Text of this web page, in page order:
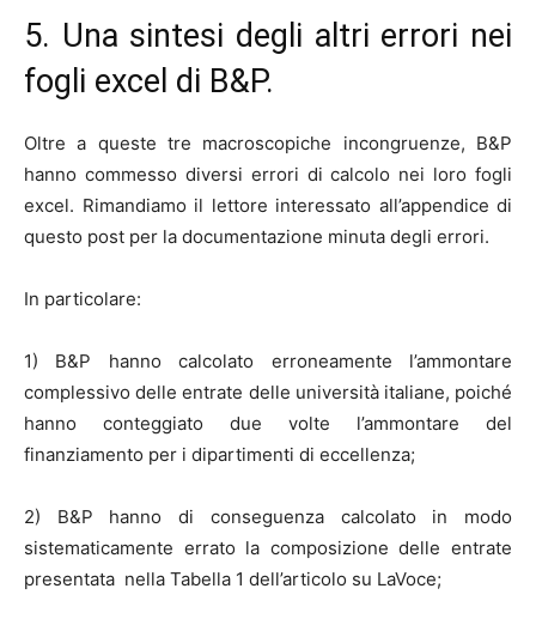
5. Una sintesi degli altri errori nei
fogli excel di B&P.
Oltre a queste tre macroscopiche incongruenze, B&P
hanno commesso diversi errori di calcolo nei loro fogli
excel. Rimandiamo il lettore interessato all’appendice di
questo post per la documentazione minuta degli errori.
In particolare:
1) B&P hanno calcolato erroneamente l’ammontare
complessivo delle entrate delle università italiane, poiché
hanno conteggiato due volte l’ammontare del
finanziamento per i dipartimenti di eccellenza;
2) B&P hanno di conseguenza calcolato in modo
sistematicamente errato la composizione delle entrate
presentata nella Tabella 1 dell’articolo su LaVoce;